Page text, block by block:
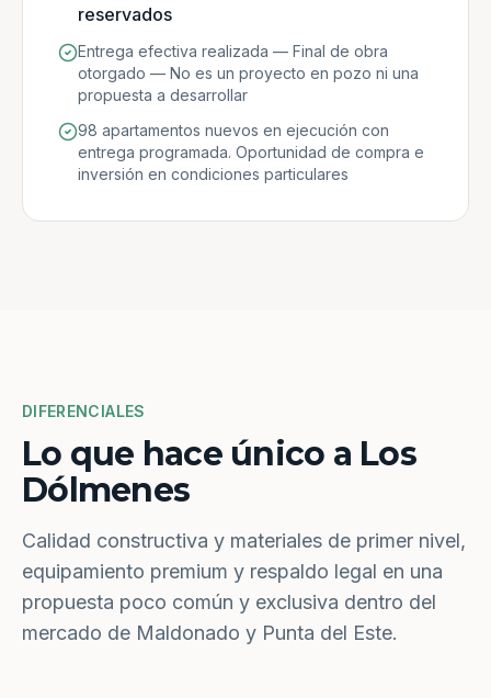
reservados
Entrega efectiva realizada — Final de obra
otorgado — No es un proyecto en pozo ni una
propuesta a desarrollar
98 apartamentos nuevos en ejecución con
entrega programada. Oportunidad de compra e
inversión en condiciones particulares
DIFERENCIALES
Lo que hace único a Los
Dólmenes
Calidad constructiva y materiales de primer nivel,
equipamiento premium y respaldo legal en una
propuesta poco común y exclusiva dentro del
mercado de Maldonado y Punta del Este.